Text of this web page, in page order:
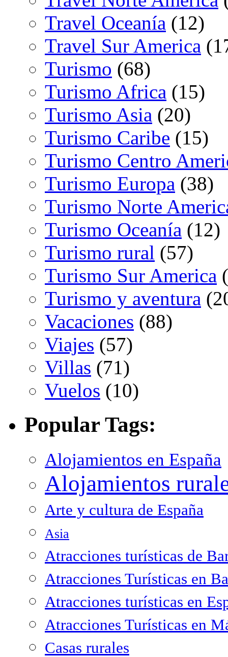
Travel Oceanía (12)
Travel Sur America
Turismo (68)
Turismo Africa (15)
Turismo Asia (20)
Turismo Caribe (15)
Turismo Centro
Turismo Europa (38)
Turismo Norte
Turismo Oceanía (12)
Turismo rural (57)
Turismo Sur America
Turismo y aventura
Vacaciones (88)
Viajes (57)
Villas (71)
Vuelos (10)
Popular Tags:
Alojamientos en España
Alojamientos
Arte y cultura de España
Asia
Atracciones turísticas de
Atracciones Turísticas en
Atracciones turísticas en
Atracciones Turísticas en
Casas rurales